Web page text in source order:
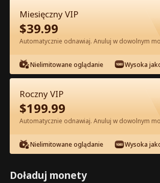
Odcinek 53 - Odrodzenie
Alfa Pełna Wersja Filmu
0-49 50-74
53 54 55 56
Miesięczny VIP
$39.99
Automatycznie odnawiaj. Anuluj w dowolnym
Nielimitowane oglądanie Wysoka
Roczny VIP
$199.99
Automatycznie odnawiaj. Anuluj w dowolnym
Nielimitowane oglądanie Wysoka
Doładuj monety